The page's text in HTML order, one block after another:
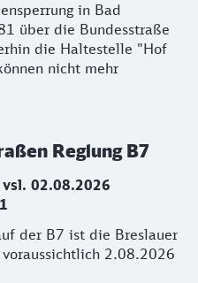
in Bad
über die Bundesstraße
die Haltestelle "Hof
nicht mehr
Reglung B7
02.08.2026
der B7 ist die Breslauer
2.08.2026